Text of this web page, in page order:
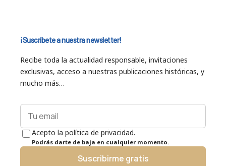
¡Suscríbete a nuestra newsletter!
Recibe toda la actualidad responsable, invitaciones
exclusivas, acceso a nuestras publicaciones históricas, y
mucho más…
Acepto la política de privacidad.
Podrás darte de baja en cualquier momento.
Suscribirme gratis